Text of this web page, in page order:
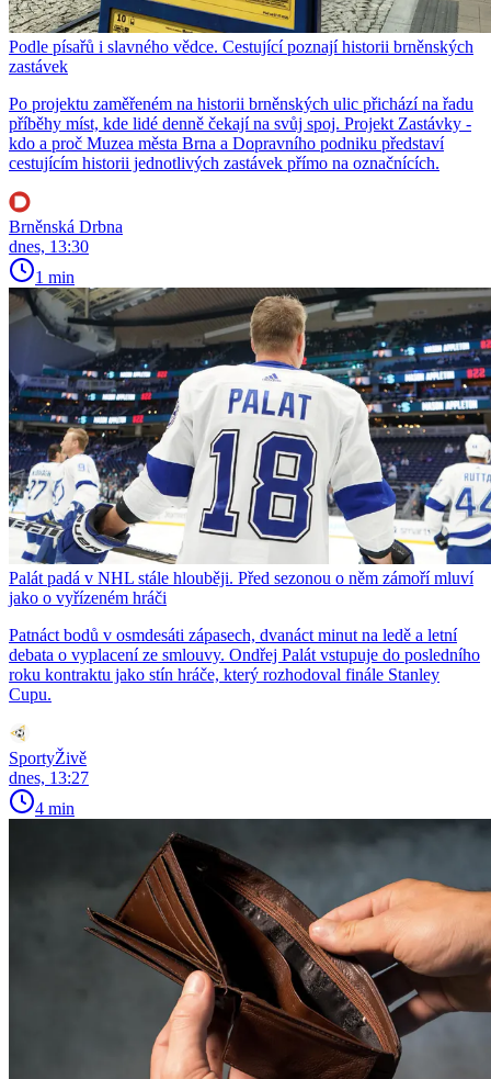
Podle písařů i slavného vědce. Cestující poznají historii brněnských
zastávek
Po projektu zaměřeném na historii brněnských ulic přichází na řadu
příběhy míst, kde lidé denně čekají na svůj spoj. Projekt Zastávky -
kdo a proč Muzea města Brna a Dopravního podniku představí
cestujícím historii jednotlivých zastávek přímo na označnících.
Brněnská Drbna
dnes, 13:30
1 min
Palát padá v NHL stále hlouběji. Před sezonou o něm zámoří mluví
jako o vyřízeném hráči
Patnáct bodů v osmdesáti zápasech, dvanáct minut na ledě a letní
debata o vyplacení ze smlouvy. Ondřej Palát vstupuje do posledního
roku kontraktu jako stín hráče, který rozhodoval finále Stanley
Cupu.
SportyŽivě
dnes, 13:27
4 min